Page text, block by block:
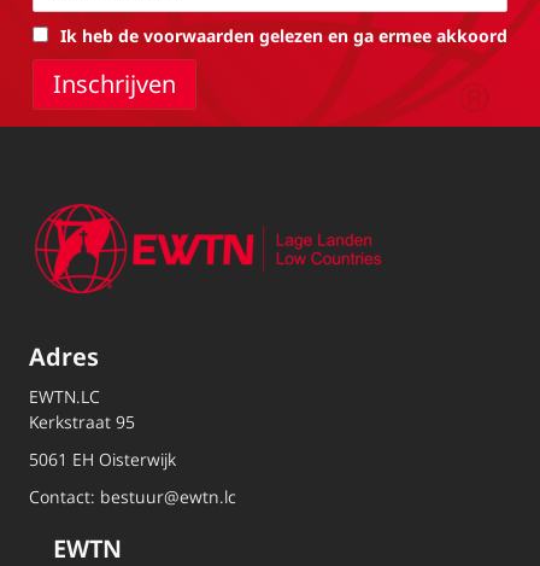
Ik heb de voorwaarden gelezen en ga ermee akkoord
Adres
EWTN.LC
Kerkstraat 95
5061 EH Oisterwijk
Contact: bestuur@ewtn.lc
EWTN